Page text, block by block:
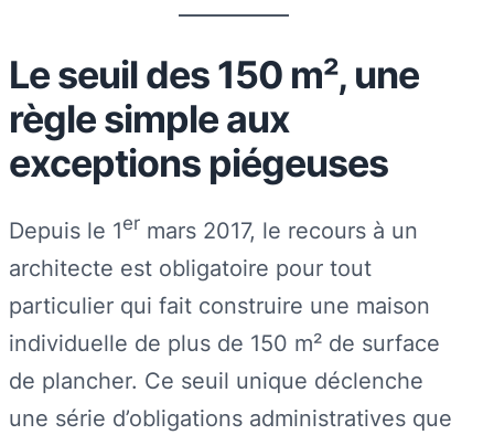
Le seuil des 150 m², une
règle simple aux
exceptions piégeuses
Depuis le 1er mars 2017, le recours à un
architecte est obligatoire pour tout
particulier qui fait construire une maison
individuelle de plus de 150 m² de surface
de plancher. Ce seuil unique déclenche
une série d’obligations administratives que